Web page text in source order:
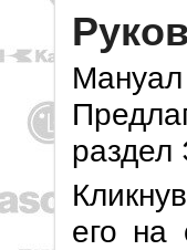
раздел
его на